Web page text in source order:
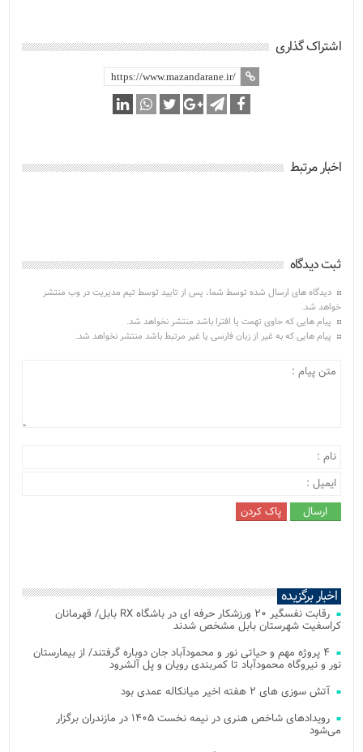
اشتراک گذاری
اخبار مرتبط
ثبت دیدگاه
دیدگاه های ارسال شده توسط شما، پس از تایید توسط تیم مدیریت در وب منتشر
خواهد شد.
پیام هایی که حاوی تهمت یا افترا باشد منتشر نخواهد شد.
پیام هایی که به غیر از زبان فارسی یا غیر مرتبط باشد منتشر نخواهد شد.
اخبار برگزیده
رقابت نفسگیر ۲۰ ورزشکار حرفه ای در باشگاه RX بابل/ قهرمانان
کراسفیت شهرستان بابل مشخص شدند
۴ پروژه مهم و حیاتی نور و محمودآباد جان دوباره گرفتند/ از بیمارستان
نور و نیروگاه محمودآباد تا کمربندی رویان و پل آلشرود
آتش‌ سوزی‌ های ۲ هفته اخیر میانکاله عمدی بود
رویدادهای شاخص هنری در نیمه نخست ۱۴۰۵ در مازندران برگزار
می‌شود